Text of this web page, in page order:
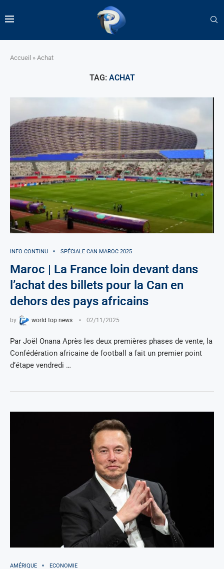
Accueil » Achat
TAG: ACHAT
INFO CONTINU SPÉCIALE CAN MAROC 2025
Maroc | La France loin devant dans
l’achat des billets pour la Can en
dehors des pays africains
by world top news 02/11/2025
Par Joël Onana Après les deux premières phases de vente, la
Confédération africaine de football a fait un premier point
d’étape vendredi …
AMÉRIQUE ECONOMIE